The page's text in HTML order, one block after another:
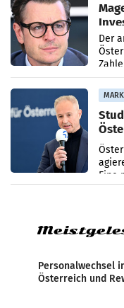
Der
Eine
Personalwechsel
Österreich und